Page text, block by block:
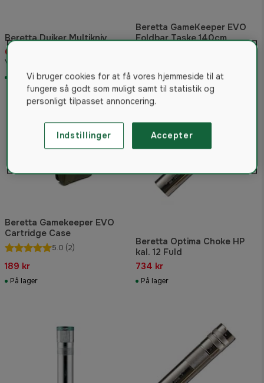
Beretta Duiker Multikniv
640 kr
Vejled. pris 660 kr
På lager
Beretta GameKeeper EVO
Foldbar Taske 140cm
På lager
Beretta Gamekeeper EVO
Cartridge Case
5.0 (2)
189 kr
På lager
Beretta Optima Choke HP
kal. 12 Fuld
734 kr
På lager
Vi bruger cookies for at få vores hjemmeside til at
fungere så godt som muligt samt til statistik og
personligt tilpasset annoncering.
Indstillinger Accepter